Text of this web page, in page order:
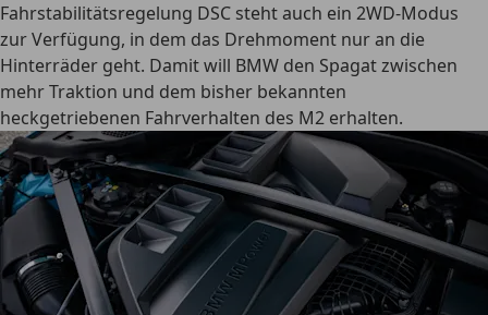
Fahrstabilitätsregelung DSC steht auch ein 2WD-Modus
zur Verfügung, in dem das Drehmoment nur an die
Hinterräder geht. Damit will BMW den Spagat zwischen
mehr Traktion und dem bisher bekannten
heckgetriebenen Fahrverhalten des M2 erhalten.